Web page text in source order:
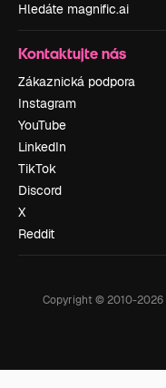
Hledáte magnific.ai
Kontaktujte nás
Zákaznická podpora
Instagram
YouTube
LinkedIn
TikTok
Discord
X
Reddit
Copyright © 2010-2026